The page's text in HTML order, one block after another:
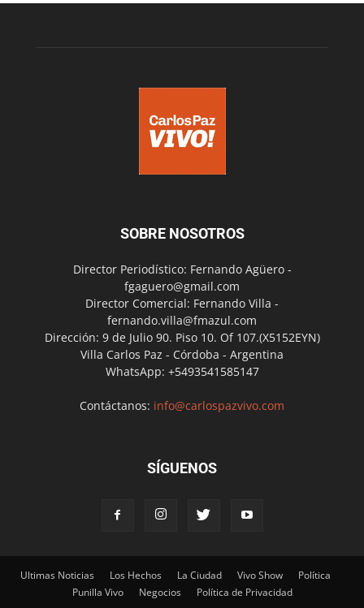
SOBRE NOSOTROS
Director Periodístico: Fernando Agüero -
fgaguero@gmail.com
Director Comercial: Fernando Villa -
fernando.villa@fmazul.com
Dirección: 9 de Julio 90. Piso 10. Of 107.(X5152EYN)
Villa Carlos Paz - Córdoba - Argentina
WhatsApp: +5493541585147
Contáctanos: info@carlospazvivo.com
SÍGUENOS
Ultimas Noticias Los Hechos La Ciudad Vivo Show
Política
Punilla Vivo
Negocios Política de Privacidad